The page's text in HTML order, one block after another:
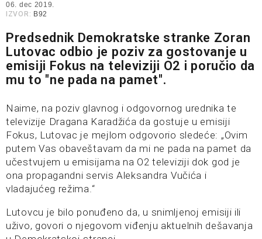
06. dec 2019.
IZVOR: B92
Predsednik Demokratske stranke Zoran
Lutovac odbio je poziv za gostovanje u
emisiji Fokus na televiziji O2 i poručio da
mu to "ne pada na pamet".
Naime, na poziv glavnog i odgovornog urednika te
televizije Dragana Karadžića da gostuje u emisiji
Fokus, Lutovac je mejlom odgovorio sledeće: „Ovim
putem Vas obaveštavam da mi ne pada na pamet da
učestvujem u emisijama na O2 televiziji dok god je
ona propagandni servis Aleksandra Vučića i
vladajućeg režima.“
Lutovcu je bilo ponuđeno da, u snimljenoj emisiji ili
uživo, govori o njegovom viđenju aktuelnih dešavanja